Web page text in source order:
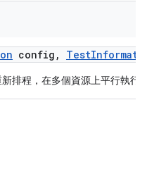
config , Test
排程，在多個資源上平行執行